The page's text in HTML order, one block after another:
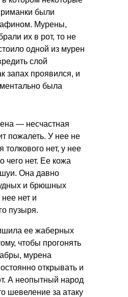
были
Мурены,
их в рот, то не
одной из мурен
слой
запах проявился, и
была
— несчастная
пожалеть. У нее не
толкового нет, у нее
чего нет. Ее кожа
Она давно
и брюшных
нет и
пузыря.
ее жаберных
чтобы прогонять
мурена
открывать и
А неопытный народ
шевеление за атаку